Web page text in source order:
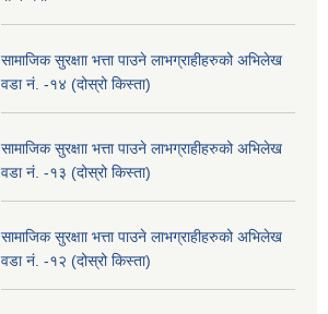
सामाजिक सुरक्षाा भत्ता पाउने लाभग्राहीहरुको अभिलेख
वडा नं. -१४ (दोस्रो किस्ता)
सामाजिक सुरक्षाा भत्ता पाउने लाभग्राहीहरुको अभिलेख
वडा नं. -१३ (दोस्रो किस्ता)
सामाजिक सुरक्षाा भत्ता पाउने लाभग्राहीहरुको अभिलेख
वडा नं. -१२ (दोस्रो किस्ता)